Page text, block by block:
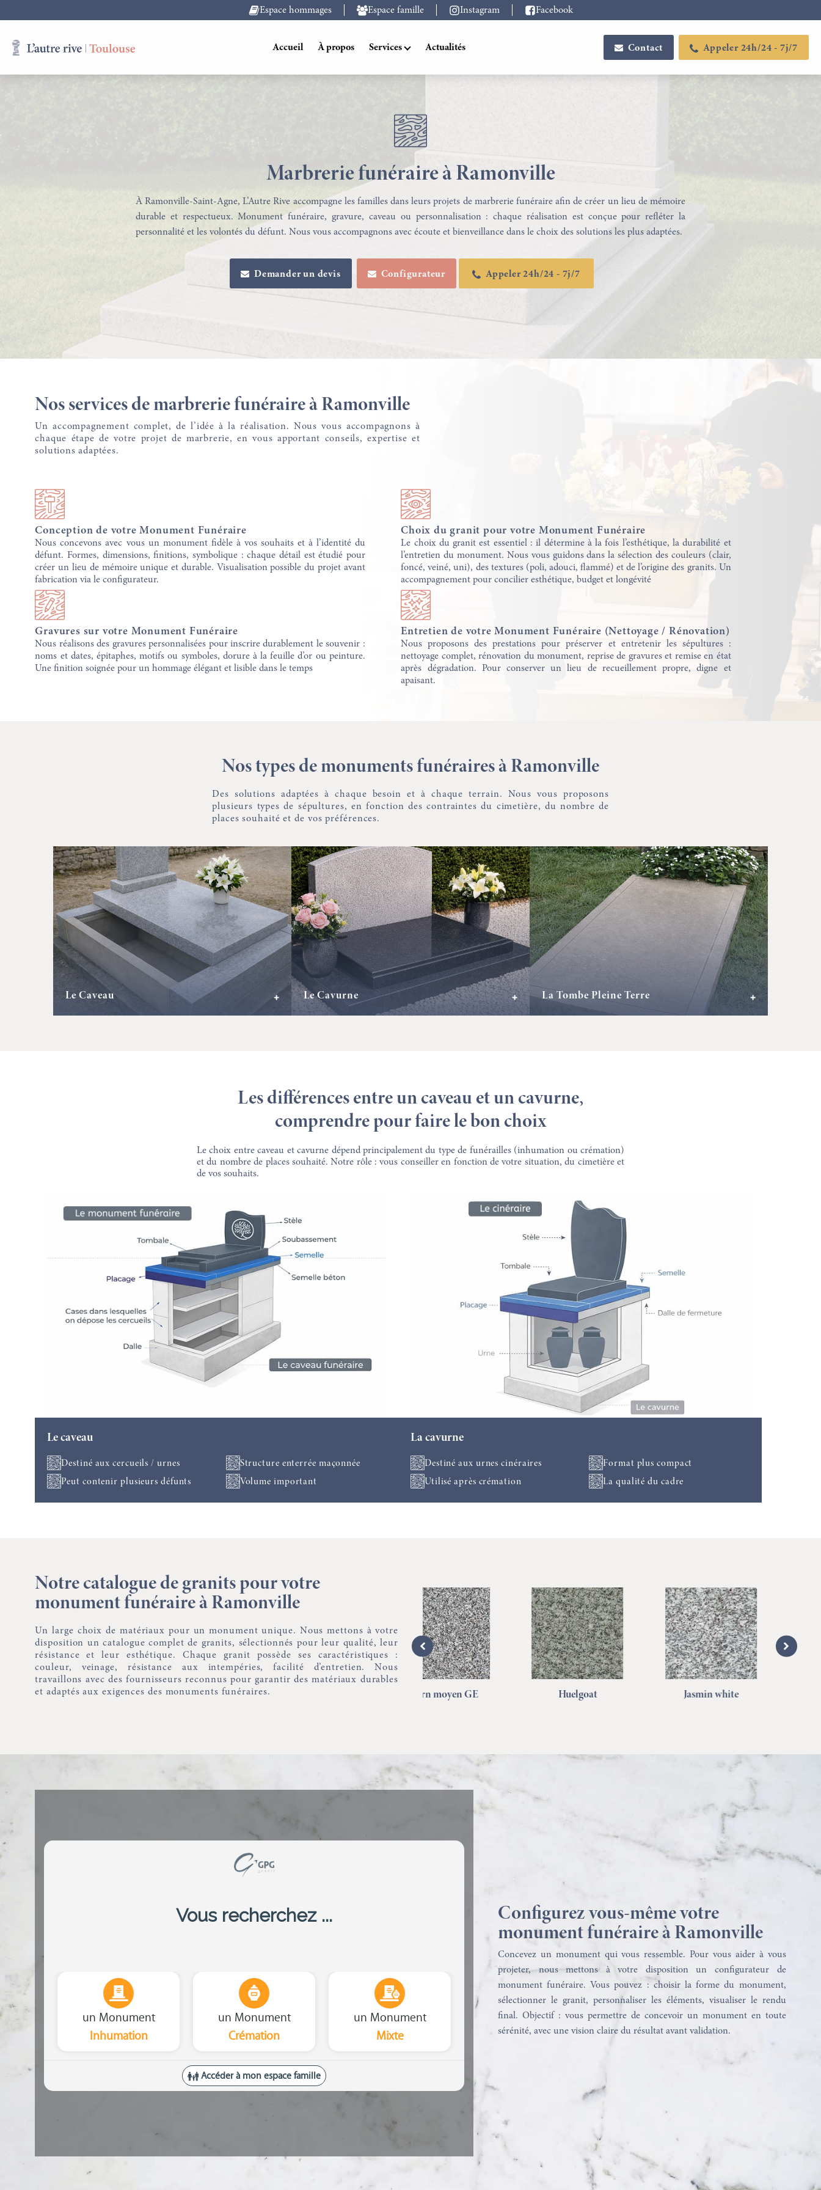
Espace hommages Espace famille Instagram Facebook
Accueil À propos Services Actualités Contact Appeler 24h/24 - 7j/7
Marbrerie funéraire à Ramonville
À Ramonville-Saint-Agne, L’Autre Rive accompagne les familles dans leurs projets de marbrerie funéraire afin de créer un lieu de mémoire
durable et respectueux. Monument funéraire, gravure, caveau ou personnalisation : chaque réalisation est conçue pour refléter la
personnalité et les volontés du défunt. Nous vous accompagnons avec écoute et bienveillance dans le choix des solutions les plus adaptées.
Demander un devis Configurateur Appeler 24h/24 - 7j/7
Nos services de marbrerie funéraire à Ramonville
Un accompagnement complet, de l’idée à la réalisation. Nous vous accompagnons à
chaque étape de votre projet de marbrerie, en vous apportant conseils, expertise et
solutions adaptées.
Conception de votre Monument Funéraire
Nous concevons avec vous un monument fidèle à vos souhaits et à l’identité du
défunt. Formes, dimensions, finitions, symbolique : chaque détail est étudié pour
créer un lieu de mémoire unique et durable. Visualisation possible du projet avant
fabrication via le configurateur.
Choix du granit pour votre Monument Funéraire
Le choix du granit est essentiel : il détermine à la fois l’esthétique, la durabilité et
l’entretien du monument. Nous vous guidons dans la sélection des couleurs (clair,
foncé, veiné, uni), des textures (poli, adouci, flammé) et de l’origine des granits. Un
accompagnement pour concilier esthétique, budget et longévité
Gravures sur votre Monument Funéraire
Nous réalisons des gravures personnalisées pour inscrire durablement le souvenir :
noms et dates, épitaphes, motifs ou symboles, dorure à la feuille d’or ou peinture.
Une finition soignée pour un hommage élégant et lisible dans le temps
Entretien de votre Monument Funéraire (Nettoyage / Rénovation)
Nous proposons des prestations pour préserver et entretenir les sépultures :
nettoyage complet, rénovation du monument, reprise de gravures et remise en état
après dégradation. Pour conserver un lieu de recueillement propre, digne et
apaisant.
Nos types de monuments funéraires à Ramonville
Des solutions adaptées à chaque besoin et à chaque terrain. Nous vous proposons
plusieurs types de sépultures, en fonction des contraintes du cimetière, du nombre de
places souhaité et de vos préférences.
Le Caveau + Le Cavurne + La Tombe Pleine Terre +
Les différences entre un caveau et un cavurne,
comprendre pour faire le bon choix
Le choix entre caveau et cavurne dépend principalement du type de funérailles (inhumation ou crémation)
et du nombre de places souhaité. Notre rôle : vous conseiller en fonction de votre situation, du cimetière et
de vos souhaits.
Le caveau
Destiné aux cercueils / urnes
Structure enterrée maçonnée
Peut contenir plusieurs défunts
Volume important
La cavurne
Destiné aux urnes cinéraires
Format plus compact
Utilisé après crémation
La qualité du cadre
Notre catalogue de granits pour votre
monument funéraire à Ramonville
Un large choix de matériaux pour un monument unique. Nous mettons à votre
disposition un catalogue complet de granits, sélectionnés pour leur qualité, leur
résistance et leur esthétique. Chaque granit possède ses caractéristiques :
couleur, veinage, résistance aux intempéries, facilité d’entretien. Nous
travaillons avec des fournisseurs reconnus pour garantir des matériaux durables
et adaptés aux exigences des monuments funéraires.
Viscount white Huelgoat Jasmin white Steel Grey
Configurez vous-même votre
monument funéraire à Ramonville
Concevez un monument qui vous ressemble. Pour vous aider à vous
projeter, nous mettons à votre disposition un configurateur de
monument funéraire. Vous pouvez : choisir la forme du monument,
sélectionner le granit, personnaliser les éléments, visualiser le rendu
final. Objectif : vous permettre de concevoir un monument en toute
sérénité, avec une vision claire du résultat avant validation.